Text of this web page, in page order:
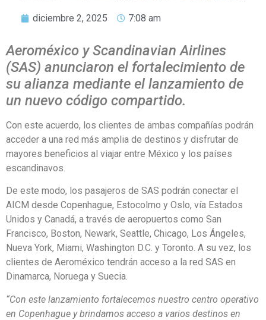
diciembre 2, 2025 7:08 am
Aeroméxico y Scandinavian Airlines
(SAS) anunciaron el fortalecimiento de
su alianza mediante el lanzamiento de
un nuevo código compartido.
Con este acuerdo, los clientes de ambas compañías podrán
acceder a una red más amplia de destinos y disfrutar de
mayores beneficios al viajar entre México y los países
escandinavos.
De este modo, los pasajeros de SAS podrán conectar el
AICM desde Copenhague, Estocolmo y Oslo, vía Estados
Unidos y Canadá, a través de aeropuertos como San
Francisco, Boston, Newark, Seattle, Chicago, Los Ángeles,
Nueva York, Miami, Washington D.C. y Toronto. A su vez, los
clientes de Aeroméxico tendrán acceso a la red SAS en
Dinamarca, Noruega y Suecia.
“Con este lanzamiento fortalecemos nuestro centro operativo
en Copenhague y brindamos acceso a varios destinos en